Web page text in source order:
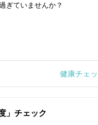
ぎていませんか？
健康チェ
」チェック